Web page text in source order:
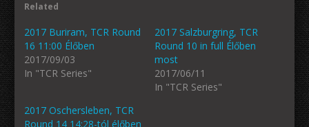
Related
2017 Buriram, TCR Round
16 11:00 Élőben
2017/09/03
In "TCR Series"
2017 Salzburgring, TCR
Round 10 in full Élőben
most
2017/06/11
In "TCR Series"
2017 Oschersleben, TCR
Round 14 14:28-tól élőben